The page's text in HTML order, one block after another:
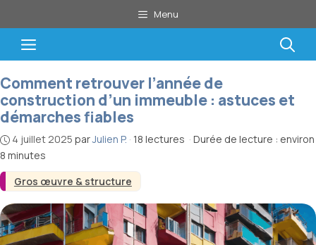
au
contenu
Menu
Menu
Gros œuvre & structure
Comment retrouver l’année de
construction d’un immeuble : astuces et
démarches fiables
4 juillet 2025 parJulien P. · 18 lectures · Durée de lecture : environ
8 minutes